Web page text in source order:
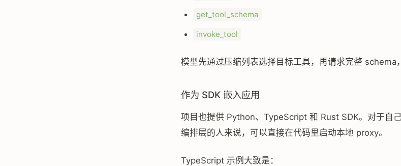
get_tool_schema
invoke_tool
模型先通过压缩列表选择目标工具，再请求完整 schema
作为 SDK 嵌入应用
项目也提供 Python、TypeScript 和 Rust SDK。对于自
编排层的人来说，可以直接在代码里启动本地 proxy。
TypeScript 示例大致是：